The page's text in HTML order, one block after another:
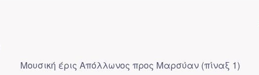
Μουσική έρις Απόλλωνος προς Μαρσύαν (πίναξ 1)